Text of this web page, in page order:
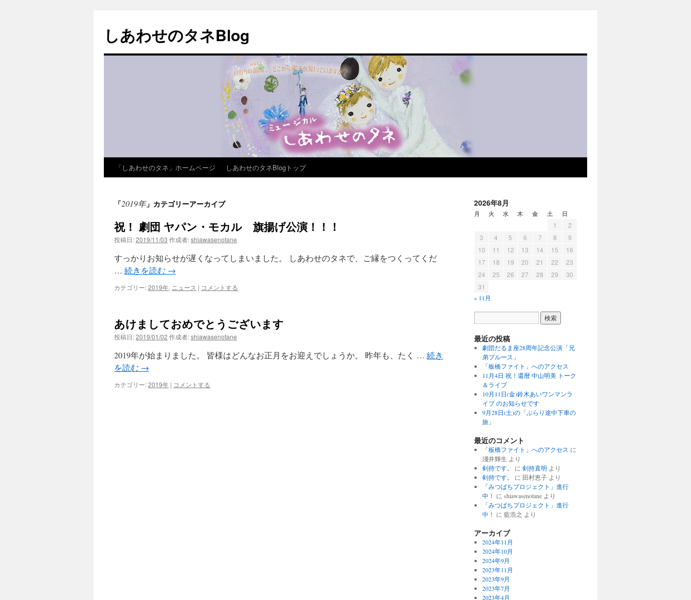
しあわせのタネBlog
「しあわせのタネ」ホームページ しあわせのタネBlogトップ
「2019年」カテゴリーアーカイブ
祝！ 劇団 ヤパン・モカル 旗揚げ公演！！！
投稿日:2019/11/03 作成者:shiawasenotane
すっかりお知らせが遅くなってしまいました。 しあわせのタネで、ご縁をつくってくだ
… 続きを読む →
カテゴリー:2019年, ニュース | コメントする
あけましておめでとうございます
投稿日:2019/01/02 作成者:shiawasenotane
2019年が始まりました。 皆様はどんなお正月をお迎えでしょうか。 昨年も、たく … 続き
を読む →
カテゴリー:2019年 | コメントする
2026年8月
月 火 水 木 金 土 日
1
2
3
4 5 6 7 8
9
10
11 12 13 14 15
16
17
18 19 20 21 22
23
24
25 26 27 28 29
30
31
« 11月
最近の投稿
劇団だるま座28周年記念公演「兄
弟ブルース」
「板橋ファイト」へのアクセス
11月4日 祝！還暦 中山明美 トーク
＆ライブ
10月11日(金)鈴木あいワンマンラ
イブ のお知らせです
9月28日(土)の「ぶらり途中下車の
旅」
最近のコメント
「板橋ファイト」へのアクセス に
淺井輝生 より
剣持です。
に 剣持直明 より
剣持です。
に 田村恵子より
「みつばちプロジェクト」進行
中！ に shiawasenotaneより
「みつばちプロジェクト」進行
中！ に 藍浩之 より
アーカイブ
2024年11月
2024年10月
2024年9月
2023年11月
2023年9月
2023年7月
2023年4月